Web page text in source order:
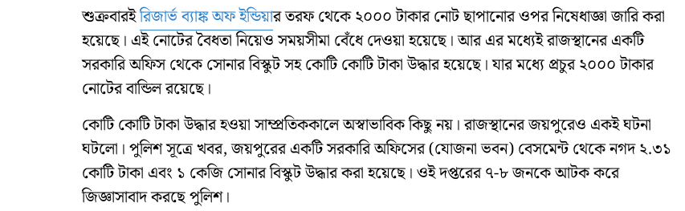
শুক্রবারইরিজার্ভ ব্যাঙ্ক অফ ইন্ডিয়ার তরফ থেকে ২০০০ টাকার নোট ছাপানোর ওপর নিষেধাজ্ঞা জারি করা
হয়েছে। এই নোটের বৈধতা নিয়েও সময়সীমা বেঁধে দেওয়া হয়েছে। আর এর মধ্যেই রাজস্থানের একটি
সরকারি অফিস থেকে সোনার বিস্কুট সহ কোটি কোটি টাকা উদ্ধার হয়েছে। যার মধ্যে প্রচুর ২০০০ টাকার
নোটের বান্ডিল রয়েছে।
কোটি কোটি টাকা উদ্ধার হওয়া সাম্প্রতিককালে অস্বাভাবিক কিছু নয়। রাজস্থানের জয়পুরেও একই ঘটনা
ঘটলো। পুলিশ সূত্রে খবর, জয়পুরের একটি সরকারি অফিসের (যোজনা ভবন) বেসমেন্ট থেকে নগদ ২.৩১
কোটি টাকা এবং ১ কেজি সোনার বিস্কুট উদ্ধার করা হয়েছে। ওই দপ্তরের ৭-৮ জনকে আটক করে
জিজ্ঞাসাবাদ করছে পুলিশ।